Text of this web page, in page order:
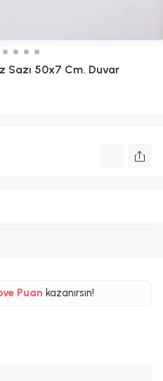
Sazı 50x7 Cm. Duvar
Puan kazanırsın!